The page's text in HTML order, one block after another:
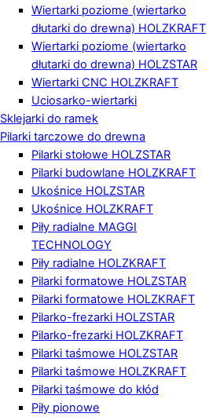
Wiertarki poziome (wiertarko
dłutarki do drewna) HOLZKRAFT
Wiertarki poziome (wiertarko
dłutarki do drewna) HOLZSTAR
Wiertarki CNC HOLZKRAFT
Uciosarko-wiertarki
Sklejarki do ramek
Pilarki tarczowe do drewna
Pilarki stołowe HOLZSTAR
Pilarki budowlane HOLZKRAFT
Ukośnice HOLZSTAR
Ukośnice HOLZKRAFT
Piły radialne MAGGI
TECHNOLOGY
Piły radialne HOLZKRAFT
Pilarki formatowe HOLZSTAR
Pilarki formatowe HOLZKRAFT
Pilarko-frezarki HOLZSTAR
Pilarko-frezarki HOLZKRAFT
Pilarki taśmowe HOLZSTAR
Pilarki taśmowe HOLZKRAFT
Pilarki taśmowe do kłód
Piły pionowe